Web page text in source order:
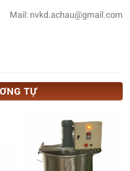
Mail: nvkd.achau@gmail.com
TỰ